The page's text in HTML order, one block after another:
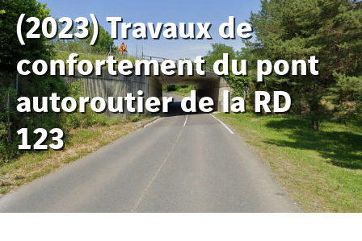
(2023) Travaux de
confortement du pont
autoroutier de la RD
123